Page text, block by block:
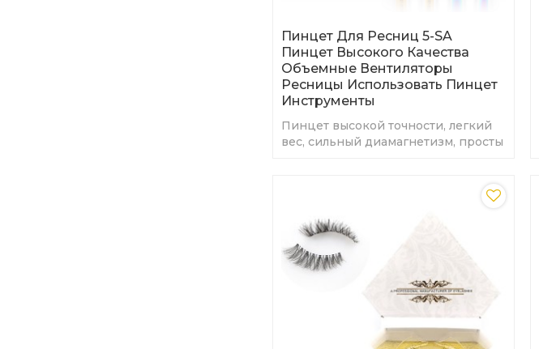
Пинцет Для Ресниц 5-SA
Пинцет Высокого Качества
Объемные Вентиляторы
Ресницы Использовать Пинцет
Инструменты
Пинцет высокой точности, легкий
вес, сильный диамагнетизм, просты